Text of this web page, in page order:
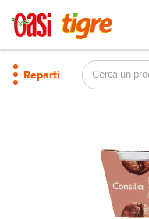
Reparti